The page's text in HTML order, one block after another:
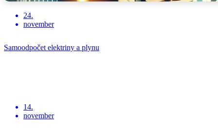
24.
november
Samoodpočet elektriny a plynu
14.
november